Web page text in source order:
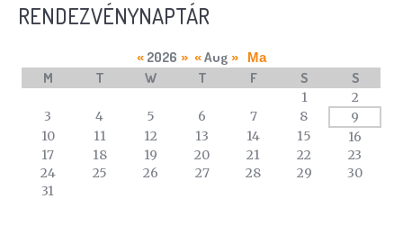
RENDEZVÉNYNAPTÁR
calendar
events
« 2026 » « Aug » Ma
M T W T F S S
1
2
3
4 5 6 7 8
9
10
11 12 13 14 15
16
17
18 19 20 21 22
23
24
25 26 27 28 29
30
31